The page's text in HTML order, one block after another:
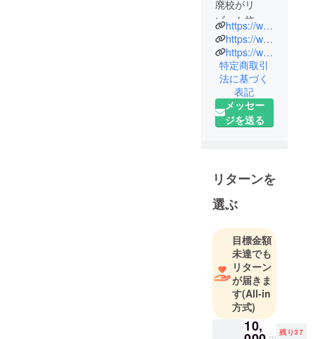
廃校がリ
ゾート施設
『TACO
GLAMP THE
MEXICO』と
して生まれ
変わりま
す。グラン
ピング施設
が併設され
た千葉県最
大級の新し
す。サウナ
やプール、
ナイトバー
など設備も
たくさん。
メキシカン
なリゾート
https://www.tacoglamp.com/
https://www.instagram.com/tacoglamp/
https://www.tiktok.com/@tacoglamp
特定商取引
法に基づく
表記
メッセー
ジを送る
リターンを
選ぶ
目標金額
未達でも
リターン
が届きま
す(All-in
方式)
10, 残り37